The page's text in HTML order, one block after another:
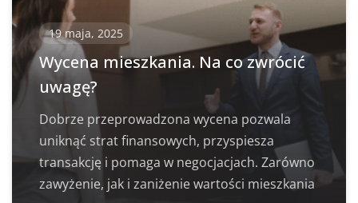
19 maja, 2025
Wycena mieszkania. Na co zwrócić
uwagę?
Dobrze przeprowadzona wycena pozwala
uniknąć strat finansowych, przyspiesza
transakcję i pomaga w negocjacjach. Zarówno
zawyżenie, jak i zaniżenie wartości mieszkania